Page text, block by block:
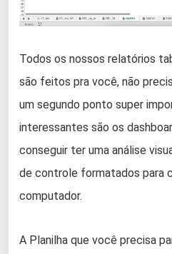
Todos os nossos relatórios
são feitos pra você, não
um segundo ponto super
interessantes são os
conseguir ter uma análise
de controle formatados para
computador.
A Planilha que você precisa